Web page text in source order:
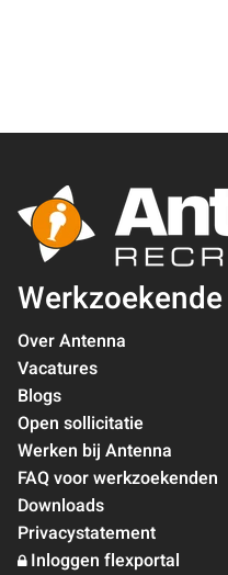
Werkzoekende
Over Antenna
Vacatures
Blogs
Open sollicitatie
Werken bij Antenna
FAQ voor werkzoekenden
Downloads
Privacystatement
Inloggen flexportal